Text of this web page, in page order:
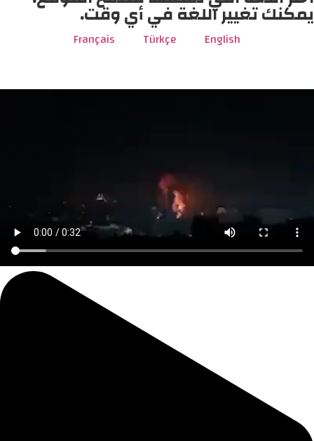
يمكنك تغيير اللغة في أي وقت.
English
Türkçe
Français